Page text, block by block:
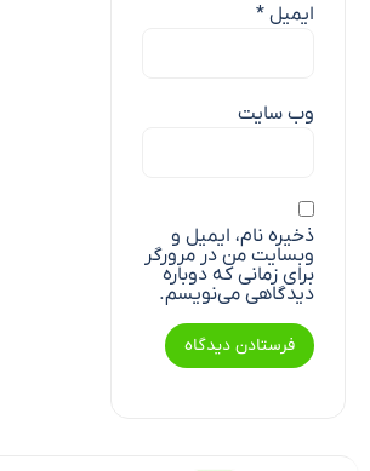
ایمیل *
وب‌ سایت
ذخیره نام، ایمیل و
وبسایت من در مرورگر
برای زمانی که دوباره
دیدگاهی می‌نویسم.